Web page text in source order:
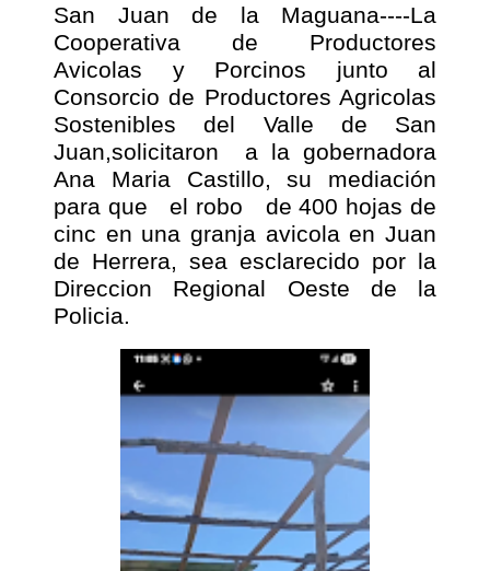
San Juan de la Maguana----La
Cooperativa de Productores
Avicolas y Porcinos junto al
Consorcio de Productores Agricolas
Sostenibles del Valle de San
Juan,solicitaron
a la gobernadora
Ana Maria Castillo, su mediación
para que
el robo
de 400 hojas de
cinc en una granja avicola en Juan
de Herrera, sea esclarecido por la
Direccion Regional Oeste de la
Policia.